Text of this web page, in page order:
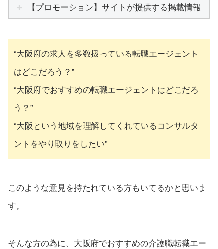
【プロモーション】サイトが提供する掲載情報
“大阪府の求人を多数扱っている転職エージェント
はどこだろう？”
“大阪府でおすすめの転職エージェントはどこだろ
う？”
“大阪という地域を理解してくれているコンサルタ
ントをやり取りをしたい”
このような意見を持たれている方もいてるかと思いま
す。
そんな方の為に、大阪府でおすすめの介護職転職エー